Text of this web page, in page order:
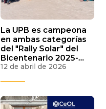
La UPB es campeona
en ambas categorías
del "Rally Solar" del
Bicentenario 2025-
2026
12 de abril de 2026